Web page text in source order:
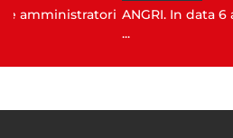
ANGRI. In data 6 agosto